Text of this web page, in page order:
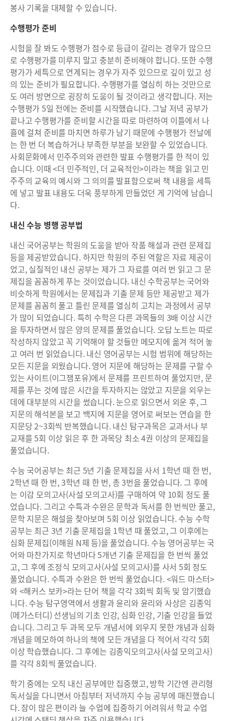
봉사 기록을 대체할 수 있습니다.
수행평가 준비
시험을 잘 봐도 수행평가 점수로 등급이 갈리는 경우가 많으므
로 수행평가를 미루지 말고 충분히 준비해야 합니다. 또한 수행
평가가 세특으로 연계되는 경우가 자주 있으므로 깊이 있고 성
의 있는 준비가 필요합니다. 수행평가를 열심히 하는 것만으로
도 여러 방면으로 굉장히 도움이 될 것이라고 생각합니다. 저는
수행평가 5일 전에는 준비를 시작했습니다. 그날 저녁 공부가
끝나고 수행평가를 준비할 시간을 따로 마련하여 이틀에서 나
흘에 걸쳐 준비를 마치면 하루가 남기 때문에 수행평가 전날에
는 한 번 더 복습하거나 부족한 부분을 보완할 수 있었습니다.
사회문화에서 민주주의와 관련한 발표 수행평가를 한 적이 있
습니다. 이때 <더 민주적인, 더 교육적인>이라는 책을 읽고 민
주주의 교육의 예시와 그 의의를 발표함으로써 책 내용을 세특
에 넣고 발표 내용도 더욱 풍부하게 만들었던 게 기억에 남습니
다.
내신 수능 병행 공부법
내신 국어공부는 학원의 도움을 받아 작품 해설과 관련 문제집
등을 제공받았습니다. 하지만 학원의 주된 역할은 자료 제공이
었고, 실질적인 내신 공부는 제가 그 자료를 여러 번 읽고 그 문
제집을 꼼꼼하게 푸는 것이었습니다. 내신 수학공부는 국어와
비슷하게 학원에서는 문제집과 기출 문제 등만 제공받고 제가
문제를 꼼꼼히 풀고 틀린 문제를 열심히 고치는 과정에서 공부
가 많이 되었습니다. 특히 수학은 다른 과목들의 3배 이상 시간
을 투자하면서 많은 양의 문제를 풀었습니다. 오답 노트는 따로
작성하지 않았고 꼭 기억해야 할 것들만 메모지에 옮겨 적어 놓
고 여러 번 읽었습니다. 내신 영어공부는 시험 범위에 해당하는
모든 지문을 외웠습니다. 영어 지문에 해당하는 문제를 구할 수
있는 사이트(이그잼포유)에서 문제를 프린트하여 풀었지만, 문
제를 푸는 것에 많은 시간을 투자하지는 않았고 지문을 외우는
데에 대부분의 시간을 썼습니다. 눈으로 읽으면서 외운 후, 그
지문의 해석본을 보고 백지에 지문을 영어로 써보는 연습을 한
지문당 2~3회씩 반복했습니다. 내신 탐구과목은 교과서나 부
교재를 5회 이상 읽은 후 한 과목당 최소 4권 이상의 문제집을
풀었습니다.
수능 국어공부는 최근 5년 기출 문제집을 사서 1학년 때 한 번,
2학년 때 한 번, 3학년 때 한 번, 총 3번을 풀었습니다. 그 후에
는 이감 모의고사(사설 모의고사)를 구매하여 약 10회 정도 풀
었습니다. 그리고 수특과 수완은 문학과 독서를 한 번씩만 풀고,
문학 지문은 해설을 찾아보며 5회 이상 읽었습니다. 수능 수학
공부는 최근 3년 기출 문제집을 1학년 때 풀었고, 그 이후에는
심화 문제집(이해원 N제 등)을 풀었습니다. 수능 영어공부는 국
어와 마찬가지로 학년마다 5개년 기출 문제집을 한 번씩 풀었
고, 그 후에 조정식 모의고사(사설 모의고사)를 사서 5회 정도
풀었습니다. 수특과 수완은 한 번씩 풀었습니다. <워드 마스터>
와 <해커스 보카>라는 단어 책을 각각 3회씩 회독 및 암기했습
니다. 수능 탐구영역에서 생활과 윤리와 윤리와 사상은 김종익
(메가스터디) 선생님의 기초 인강, 심화 인강, 기출 인강을 들었
습니다. 그리고 두 과목 모두 개념서에 외우지 못한 개념과 심화
개념을 메모하여 하나의 책에 모든 개념을 다 적어서 각각 5회
이상 학습했습니다. 그 후에는 김종익모의고사(사설 모의고사)
를 각각 8회씩 풀었습니다.
학기 중에는 오직 내신 공부에만 집중했고, 방학 기간엔 관리형
독서실을 다니면서 아침부터 저녁까지 수능 공부에 매진했습니
다. 잠이 많은 편이라 늘 수업에 집중하기 어려워서 학교 수업